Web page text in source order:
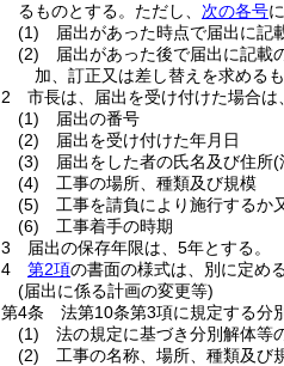
るものとする。 ただし、 次の各号
(1)
届出があった時点で届出に記
(2)
届出があった後で届出に記
加、訂正又は差し替えを求めるも
2
市長は、届出を受け付けた場合は、
(1)
届出の番号
(2)
届出を受け付けた年月日
(3)
届出をした者の氏名及び住所(
(4)
工事の場所、種類及び規模
(5)
工事を請負により施行するか
(6)
工事着手の時期
3
届出の保存年限は、5年とする。
4
第2項の書面の様式は、別に定める
(届出に係る計画の変更等)
第4条
法第10条第3項に規定する分
(1)
法の規定に基づき分別解体等
(2)
工事の名称、場所、種類及び